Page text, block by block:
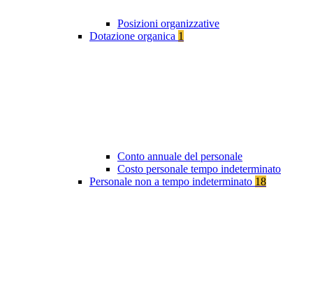
Posizioni organizzative
Dotazione organica 1
Conto annuale del personale
Costo personale tempo indeterminato
Personale non a tempo indeterminato 18